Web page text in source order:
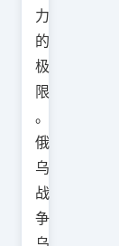
力
的
极
限
。
俄
乌
战
争